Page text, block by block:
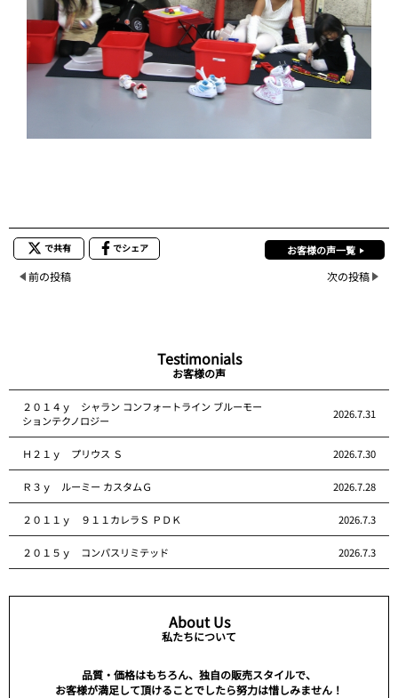
で共有 でシェア お客様の声一覧
前の投稿 次の投稿
Testimonials
お客様の声
２０１４ｙ シャラン コンフォートライン ブルーモー
ションテクノロジー
2026.7.31
Ｈ２１ｙ プリウス Ｓ 2026.7.30
Ｒ３ｙ ルーミー カスタムＧ 2026.7.28
２０１１ｙ ９１１カレラＳ ＰＤＫ 2026.7.3
２０１５ｙ コンパスリミテッド 2026.7.3
About Us
私たちについて
品質・価格はもちろん、独自の販売スタイルで、
お客様が満足して頂けることでしたら努力は惜しみません！